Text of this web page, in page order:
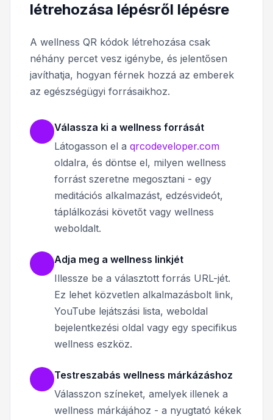
létrehozása lépésről lépésre
A wellness QR kódok létrehozása csak
néhány percet vesz igénybe, és jelentősen
javíthatja, hogyan férnek hozzá az emberek
az egészségügyi forrásaikhoz.
Válassza ki a wellness forrását
Látogasson el a qrcodeveloper.com
oldalra, és döntse el, milyen wellness
forrást szeretne megosztani - egy
meditációs alkalmazást, edzésvideót,
táplálkozási követőt vagy wellness
weboldalt.
Adja meg a wellness linkjét
Illessze be a választott forrás URL-jét.
Ez lehet közvetlen alkalmazásbolt link,
YouTube lejátszási lista, weboldal
bejelentkezési oldal vagy egy specifikus
wellness eszköz.
Testreszabás wellness márkázáshoz
Válasszon színeket, amelyek illenek a
wellness márkájához - a nyugtató kékek